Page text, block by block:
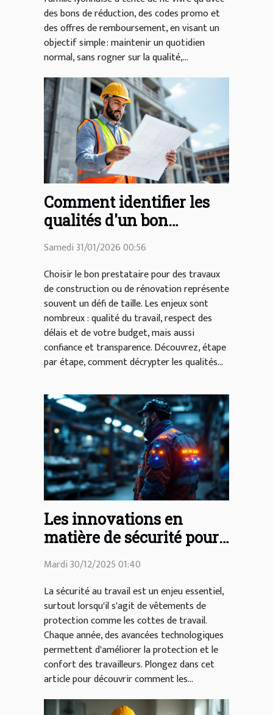
des bons de réduction, des codes promo et
des offres de remboursement, en visant un
objectif simple : maintenir un quotidien
normal, sans rogner sur la qualité,...
Comment identifier les
qualités d'un bon
prestataire en
construction et
rénovation ?
Samedi 31/01/2026 00:56
Choisir le bon prestataire pour des travaux
de construction ou de rénovation représente
souvent un défi de taille. Les enjeux sont
nombreux : qualité du travail, respect des
délais et de votre budget, mais aussi
confiance et transparence. Découvrez, étape
par étape, comment décrypter les qualités...
Les innovations en
matière de sécurité pour
les cottes de travail ?
Mardi 30/12/2025 01:40
La sécurité au travail est un enjeu essentiel,
surtout lorsqu'il s'agit de vêtements de
protection comme les cottes de travail.
Chaque année, des avancées technologiques
permettent d'améliorer la protection et le
confort des travailleurs. Plongez dans cet
article pour découvrir comment les...